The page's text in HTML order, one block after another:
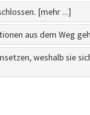
[mehr ...]
aus dem Weg
weshalb sie